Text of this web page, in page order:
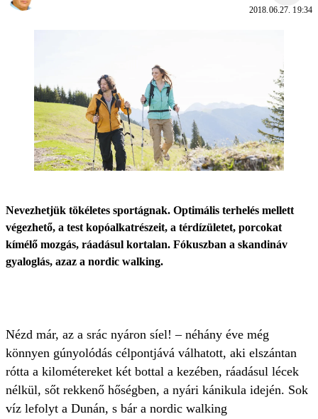
2018.06.27. 19:34
Nevezhetjük tökéletes sportágnak. Optimális terhelés mellett
végezhető, a test kopóalkatrészeit, a térdízületet, porcokat
kímélő mozgás, ráadásul kortalan. Fókuszban a skandináv
gyaloglás, azaz a nordic walking.
Nézd már, az a srác nyáron síel! – néhány éve még
könnyen gúnyolódás célpontjává válhatott, aki elszántan
rótta a kilométereket két bottal a kezében, ráadásul lécek
nélkül, sőt rekkenő hőségben, a nyári kánikula idején. Sok
víz lefolyt a Dunán, s bár a nordic walking